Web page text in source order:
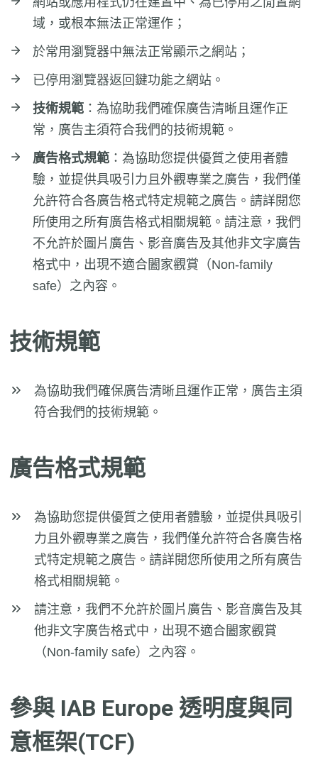
域，或根本無法正常運作；
於常用瀏覽器中無法正常顯示之網站；
已停用瀏覽器返回鍵功能之網站。
技術規範 ：為協助我們確保廣告清晰且運作正
常，廣告主須符合我們的技術規範。
廣告格式規範 ：為協助您提供優質之使用者體
驗，並提供具吸引力且外觀專業之廣告，我們僅
允許符合各廣告格式特定規範之廣告。請詳閱您
所使用之所有廣告格式相關規範。請注意，我們
不允許於圖片廣告、影音廣告及其他非文字廣告
格式中，出現不適合闔家觀賞（Non-family
safe）之內容。
技術規範
為協助我們確保廣告清晰且運作正常，廣告主須
符合我們的技術規範。
廣告格式規範
為協助您提供優質之使用者體驗，並提供具吸引
力且外觀專業之廣告，我們僅允許符合各廣告格
式特定規範之廣告。請詳閱您所使用之所有廣告
格式相關規範。
請注意，我們不允許於圖片廣告、影音廣告及其
他非文字廣告格式中，出現不適合闔家觀賞
（Non-family safe）之內容。
參與 IAB Europe 透明度與同
意框架(TCF)